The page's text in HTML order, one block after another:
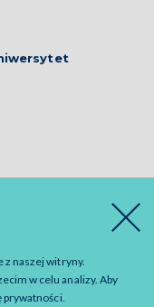
z naszej witryny.
w celu analizy. Aby
prywatności.